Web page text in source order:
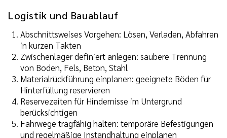
Logistik und Bauablauf
Abschnittsweises Vorgehen: Lösen, Verladen, Abfahren
in kurzen Takten
Zwischenlager definiert anlegen: saubere Trennung
von Boden, Fels, Beton, Stahl
Materialrückführung einplanen: geeignete Böden für
Hinterfüllung reservieren
Reservezeiten für Hindernisse im Untergrund
berücksichtigen
Fahrwege tragfähig halten: temporäre Befestigungen
und regelmäßige Instandhaltung einplanen